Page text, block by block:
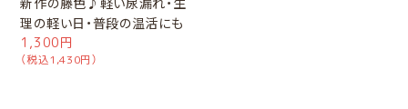
理の軽い日・普段の温活にも
1,300円
（税込1,430円）